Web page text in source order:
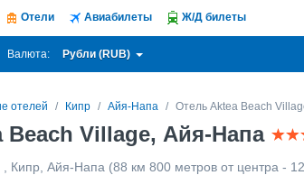
Отели Авиабилеты Ж/Д билеты
Валюта: Рубли (RUB)
отелей Кипр Айя-Напа Отель Aktea Beach
Beach Village, Айя-Напа
Кипр Айя-Напа (88 км 800 метров от центра -